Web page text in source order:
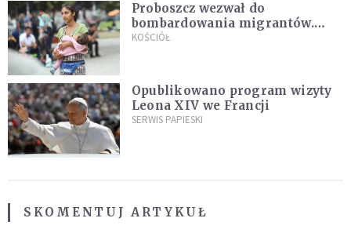
Proboszcz wezwał do
bombardowania migrantów.
"Masowy ogień przeciwko
KOŚCIÓŁ
Opublikowano program wizyty
Leona XIV we Francji
SERWIS PAPIESKI
SKOMENTUJ ARTYKUŁ